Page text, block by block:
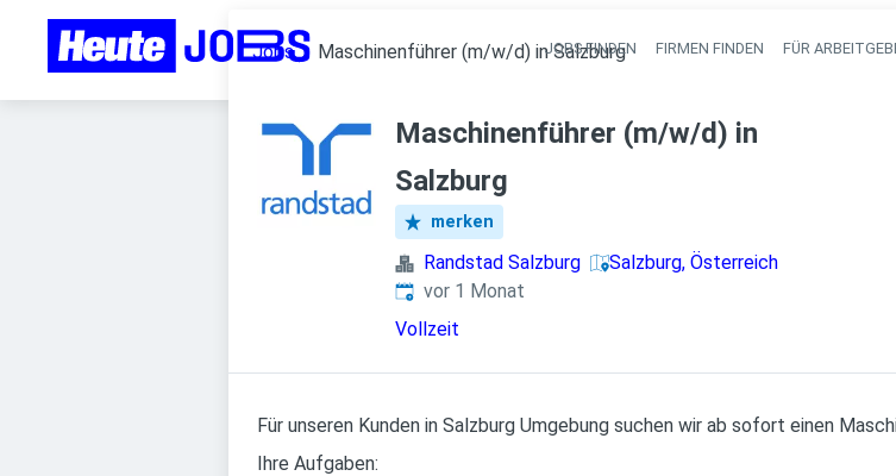
JOBS FINDEN FIRMEN FINDEN FÜR
Jobs Maschinenführer (m/w/d) in Salzburg
Maschinenführer (m/w/d) in
Salzburg
merken
Randstad Salzburg
Salzburg, Österreich
Veröffentlicht:
vor 1 Monat
Vollzeit
Für unseren Kunden in Salzburg Umgebung suchen wir ab sofort einen
Ihre Aufgaben: